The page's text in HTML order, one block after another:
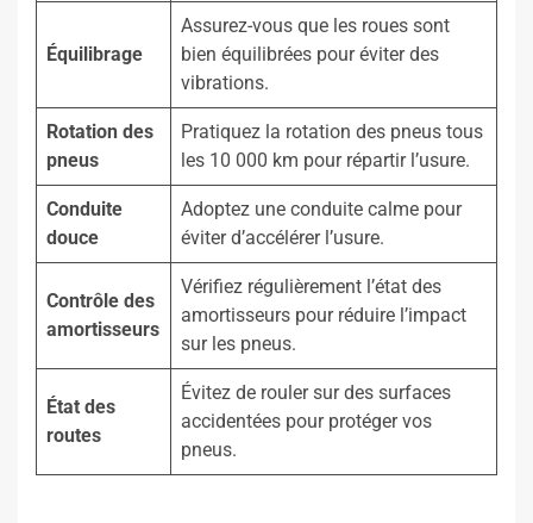
Équilibrage
Assurez-vous que les roues sont
bien équilibrées pour éviter des
vibrations.
Rotation des
pneus
Pratiquez la rotation des pneus tous
les 10 000 km pour répartir l’usure.
Conduite
douce
Adoptez une conduite calme pour
éviter d’accélérer l’usure.
Contrôle des
amortisseurs
Vérifiez régulièrement l’état des
amortisseurs pour réduire l’impact
sur les pneus.
État des
routes
Évitez de rouler sur des surfaces
accidentées pour protéger vos
pneus.